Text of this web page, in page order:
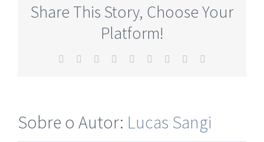
Share This Story, Choose Your
Platform!
Sobre o Autor: Lucas Sangi